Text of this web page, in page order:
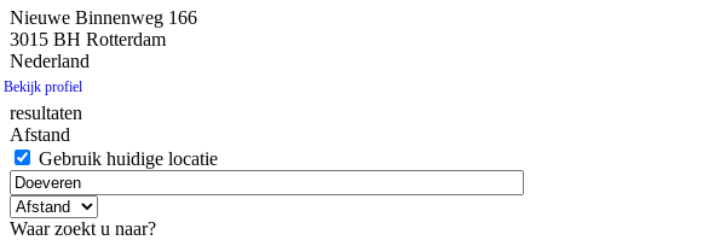
Nieuwe Binnenweg 166
3015 BH Rotterdam
Nederland
Bekijk profiel
resultaten
Afstand
Gebruik huidige locatie
Waar zoekt u naar?